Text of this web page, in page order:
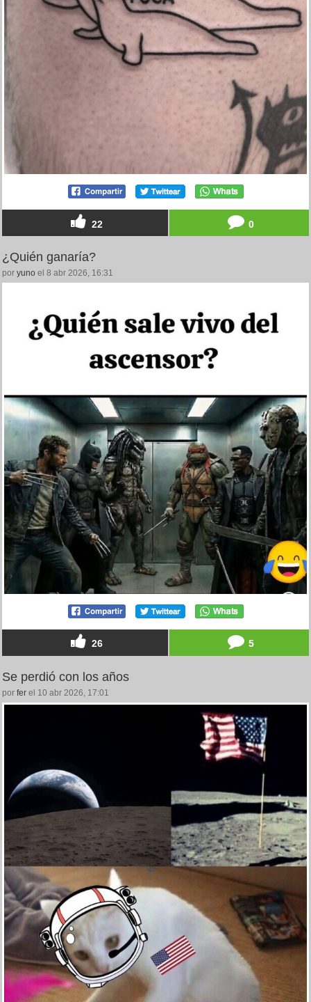
22 0
¿Quién ganaría?
por yuno el 8 abr 2026, 16:31
26 5
Se perdió con los años
por fer el 10 abr 2026, 17:01